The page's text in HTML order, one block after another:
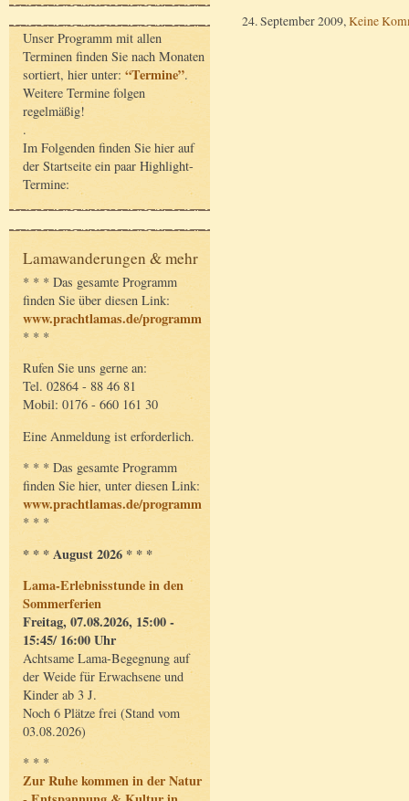
Unser Programm mit allen
Terminen finden Sie nach Monaten
sortiert, hier unter: “Termine”.
Weitere Termine folgen
regelmäßig!
.
Im Folgenden finden Sie hier auf
der Startseite ein paar Highlight-
Termine:
Lamawanderungen & mehr
* * * Das gesamte Programm
finden Sie über diesen Link:
www.prachtlamas.de/programm
* * *
Rufen Sie uns gerne an:
Tel. 02864 - 88 46 81
Mobil: 0176 - 660 161 30
Eine Anmeldung ist erforderlich.
* * * Das gesamte Programm
finden Sie hier, unter diesen Link:
www.prachtlamas.de/programm
* * *
* * * August 2026 * * *
Lama-Erlebnisstunde in den
Sommerferien
Freitag, 07.08.2026, 15:00 -
15:45/ 16:00 Uhr
Achtsame Lama-Begegnung auf
der Weide für Erwachsene und
Kinder ab 3 J.
Noch 6 Plätze frei (Stand vom
03.08.2026)
* * *
Zur Ruhe kommen in der Natur
24. September 2009,Keine